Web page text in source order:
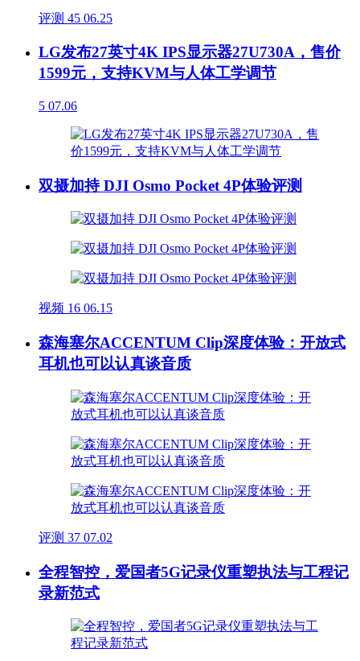
评测 45 06.25
LG发布27英寸4K IPS显示器27U730A，售价
1599元，支持KVM与人体工学调节
5 07.06
双摄加持 DJI Osmo Pocket 4P体验评测
视频 16 06.15
森海塞尔ACCENTUM Clip深度体验：开放式
耳机也可以认真谈音质
评测 37 07.02
全程智控，爱国者5G记录仪重塑执法与工程记
录新范式